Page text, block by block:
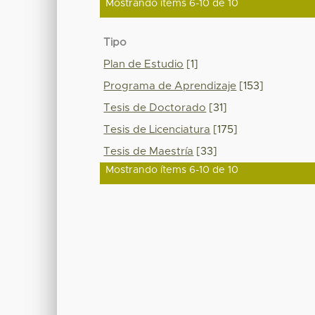
Mostrando ítems 6-10 de 10
Tipo
Plan de Estudio [1]
Programa de Aprendizaje [153]
Tesis de Doctorado [31]
Tesis de Licenciatura [175]
Tesis de Maestría [33]
Mostrando ítems 6-10 de 10